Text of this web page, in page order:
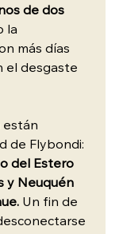
de dos
la
más días
el desgaste
están
de Flybondi:
del Estero
y Neuquén
Un fin de